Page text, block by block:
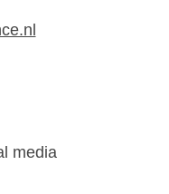
media